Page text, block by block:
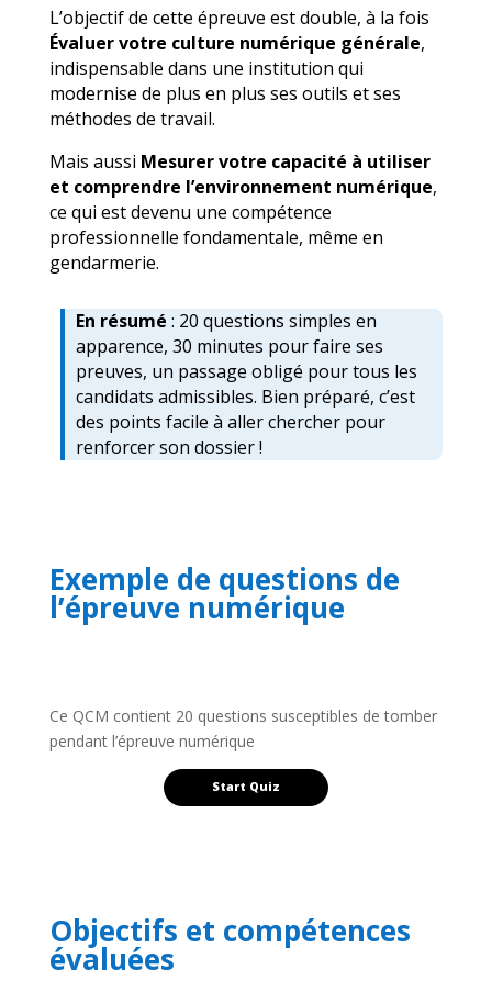
L’objectif de cette épreuve est double, à la fois
Évaluer votre culture numérique générale,
indispensable dans une institution qui
modernise de plus en plus ses outils et ses
méthodes de travail.
Mais aussi Mesurer votre capacité à utiliser
et comprendre l’environnement numérique,
ce qui est devenu une compétence
professionnelle fondamentale, même en
gendarmerie.
En résumé : 20 questions simples en
apparence, 30 minutes pour faire ses
preuves, un passage obligé pour tous les
candidats admissibles. Bien préparé, c’est
des points facile à aller chercher pour
renforcer son dossier !
Exemple de questions de
l’épreuve numérique
Ce QCM contient 20 questions susceptibles de tomber
pendant l’épreuve numérique
Objectifs et compétences
évaluées